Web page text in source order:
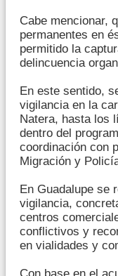
Cabe mencionar,
permanentes en
permitido la
delincuencia
En este sentido,
vigilancia en la
Natera, hasta los
dentro del
coordinación con
Migración y
En Guadalupe se
vigilancia,
centros
conflictivos y
en vialidades y
Con base en el